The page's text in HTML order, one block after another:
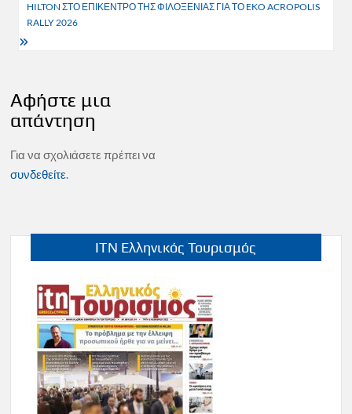
HILTON ΣΤΟ ΕΠΙΚΕΝΤΡΟ ΤΗΣ ΦΙΛΟΞΕΝΙΑΣ ΓΙΑ ΤΟ EKO ACROPOLIS
RALLY 2026
Αφήστε μια
απάντηση
Για να σχολιάσετε πρέπει να
συνδεθείτε.
ITN Ελληνικός Τουρισμός